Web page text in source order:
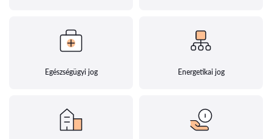
Egészségügyi jog Energetikai jog